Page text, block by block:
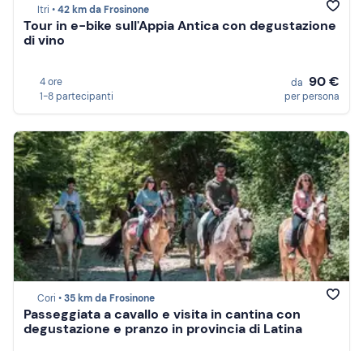
Itri •42 km da Frosinone
Tour in e-bike sull'Appia Antica con degustazione
di vino
4 ore
1-8 partecipanti
da 90 €
per persona
Cori •35 km da Frosinone
Passeggiata a cavallo e visita in cantina con
degustazione e pranzo in provincia di Latina